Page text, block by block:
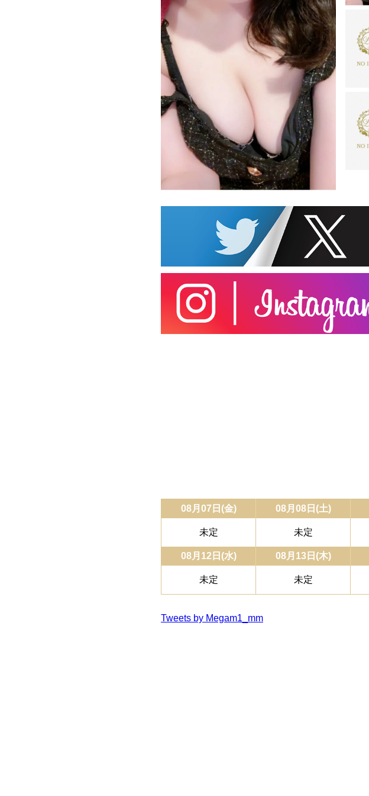
08月07日(金) 08月08日(土)
未定 未定
08月12日(水) 08月13日(木)
未定 未定
Tweets by Megam1_mm